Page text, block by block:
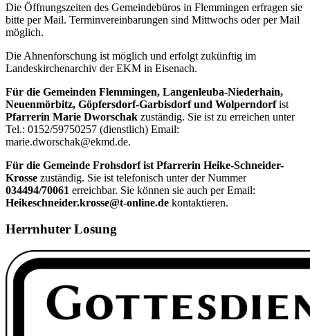
Die Öffnungszeiten des Gemeindebüros in Flemmingen erfragen sie
bitte per Mail. Terminvereinbarungen sind Mittwochs oder per Mail
möglich.
Die Ahnenforschung ist möglich und erfolgt zukünftig im
Landeskirchenarchiv der EKM in Eisenach.
Für die Gemeinden Flemmingen, Langenleuba-Niederhain,
Neuenmörbitz, Göpfersdorf-Garbisdorf und Wolperndorfist
Pfarrerin Marie Dworschak zuständig. Sie ist zu erreichen unter
Tel.: 0152/59750257 (dienstlich) Email:
marie.dworschak@ekmd.de.
Für die Gemeinde Frohsdorf ist Pfarrerin Heike-Schneider-
Krosse zuständig. Sie ist telefonisch unter der Nummer
034494/70061 erreichbar. Sie können sie auch per Email:
Heikeschneider.krosse@t-online.de kontaktieren.
Herrnhuter Losung